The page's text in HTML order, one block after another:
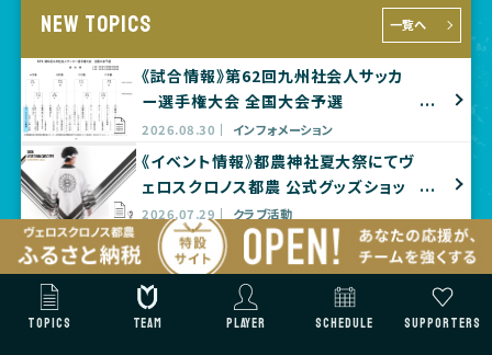
NEW TOPICS 一覧へ
《試合情報》第62回九州社会人サッカ
ー選手権大会 全国大会予選
2026.08.30 インフォメーション
《イベント情報》都農神社夏大祭にてヴ
ェロスクロノス都農 公式グッズショッ
プ出店のお知らせ
2026.07.29 クラブ活動
天皇杯 1回戦 対戦相手決定のお知ら
せ
2026.07.27
インフォメーション
TOPICS
TEAM PLAYER SCHEDULE SUPPORTERS